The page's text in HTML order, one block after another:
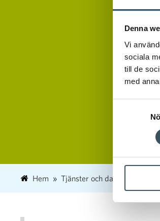
Denna
Vi
sociala
till de
med
Hem Tjänster och databank